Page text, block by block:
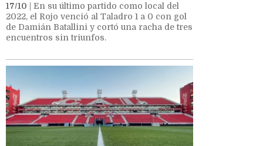
17/10 | En su último partido como local del
2022, el Rojo venció al Taladro 1 a 0 con gol
de Damián Batallini y cortó una racha de tres
encuentros sin triunfos.